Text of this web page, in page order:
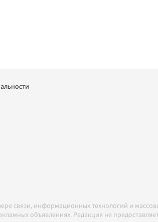
связи, информационных технологий и
объявлениях. Редакция не